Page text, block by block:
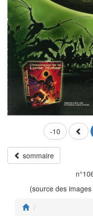
-10
sommaire
(source des